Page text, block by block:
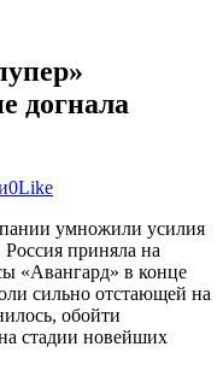
догнала
0Like
умножили усилия
Россия приняла на
«Авангард» в конце
сильно отстающей на
обойти
стадии новейших